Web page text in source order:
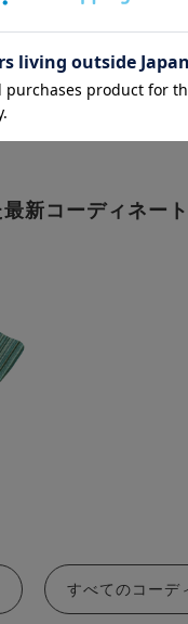
新コーディネー
すべてのコーデ